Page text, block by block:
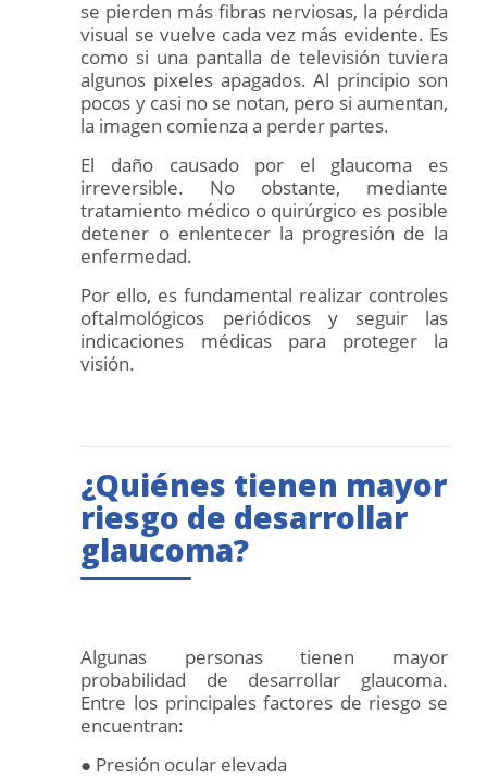
se pierden más fibras nerviosas, la pérdida
visual se vuelve cada vez más evidente. Es
como si una pantalla de televisión tuviera
algunos pixeles apagados. Al principio son
pocos y casi no se notan, pero si aumentan,
la imagen comienza a perder partes.
El daño causado por el glaucoma es
irreversible. No obstante, mediante
tratamiento médico o quirúrgico es posible
detener o enlentecer la progresión de la
enfermedad.
Por ello, es fundamental realizar controles
oftalmológicos periódicos y seguir las
indicaciones médicas para proteger la
visión.
¿Quiénes tienen mayor
riesgo de desarrollar
glaucoma?
Algunas personas tienen mayor
probabilidad de desarrollar glaucoma.
Entre los principales factores de riesgo se
encuentran:
● Presión ocular elevada